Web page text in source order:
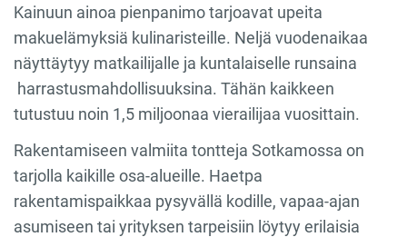
Kainuun ainoa pienpanimo tarjoavat upeita
makuelämyksiä kulinaristeille. Neljä vuodenaikaa
näyttäytyy matkailijalle ja kuntalaiselle runsaina
harrastusmahdollisuuksina. Tähän kaikkeen
tutustuu noin 1,5 miljoonaa vierailijaa vuosittain.
Rakentamiseen valmiita tontteja Sotkamossa on
tarjolla kaikille osa-alueille. Haetpa
rakentamispaikkaa pysyvällä kodille, vapaa-ajan
asumiseen tai yrityksen tarpeisiin löytyy erilaisia